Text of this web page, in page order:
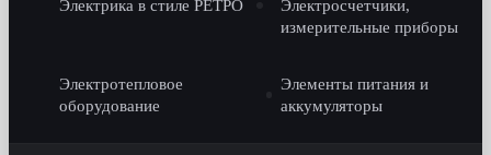
Электрика в стиле РЕТРО
Электросчетчики,
измерительные приборы
Электротепловое
оборудование
Элементы питания и
аккумуляторы